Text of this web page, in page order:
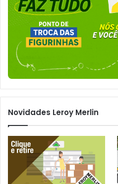
Novidades Leroy Merlin